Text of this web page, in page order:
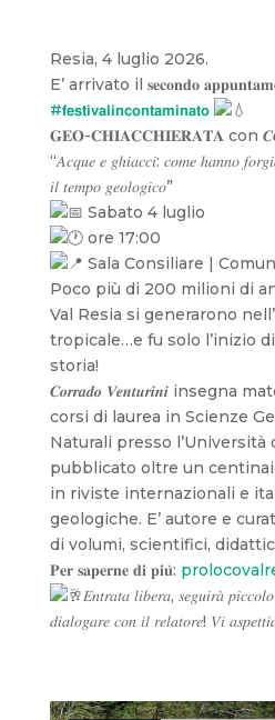
Resia, 4 luglio 2026.
E’ arrivato il 𝐬𝐞𝐜𝐨𝐧𝐝𝐨
#𝗳𝗲𝘀𝘁𝗶𝘃𝗮𝗹𝗶𝗻𝗰𝗼𝗻𝘁𝗮𝗺𝗶𝗻𝗮𝘁𝗼
𝐆𝐄𝐎-𝐂𝐇𝐈𝐀𝐂𝐂𝐇𝐈𝐄𝐑𝐀𝐓𝐀 con
“𝐴𝑐𝑞𝑢𝑒 𝑒 𝑔ℎ𝑖𝑎𝑐𝑐𝑖: 𝑐𝑜𝑚𝑒 ℎ𝑎𝑛𝑛𝑜
𝑖𝑙 𝑡𝑒𝑚𝑝𝑜 𝑔𝑒𝑜𝑙𝑜𝑔𝑖𝑐𝑜”
Sabato 4 luglio
ore 17:00
Sala Consiliare |
Poco più di 200 milioni di
Val Resia si generarono
tropicale…e fu solo l’inizio
storia!
𝑪𝒐𝒓𝒓𝒂𝒅𝒐 𝑽𝒆𝒏𝒕𝒖𝒓𝒊𝒏𝒊 insegna
corsi di laurea in Scienze
Naturali presso l’Università
pubblicato oltre un
in riviste internazionali e
geologiche. E’ autore e
di volumi, scientifici,
𝐏𝐞𝐫 𝐬𝐚𝐩𝐞𝐫𝐧𝐞 𝐝𝐢 𝐩𝐢𝐮̀:
𝐸𝑛𝑡𝑟𝑎𝑡𝑎 𝑙𝑖𝑏𝑒𝑟𝑎, 𝑠𝑒𝑔𝑢𝑖𝑟𝑎̀
𝑑𝑖𝑎𝑙𝑜𝑔𝑎𝑟𝑒 𝑐𝑜𝑛 𝑖𝑙 𝑟𝑒𝑙𝑎𝑡𝑜𝑟𝑒! 𝑉𝑖